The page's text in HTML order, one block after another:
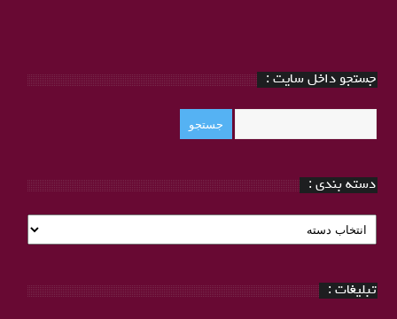
جستجو داخل سایت :
دسته بندی :
دسته
بندی
تبلیغات :